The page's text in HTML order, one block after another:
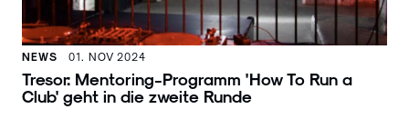
NEWS 01. NOV 2024
Tresor: Mentoring-Programm 'How To Run a
Club' geht in die zweite Runde